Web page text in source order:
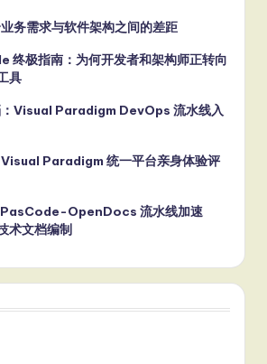
务需求与软件架构之间的差距
终极指南：为何开发者和架构师正转向
具
：Visual Paradigm DevOps 流水线入
Paradigm 统一平台亲身体验评
OpenDocs 流水线加速
术文档编制